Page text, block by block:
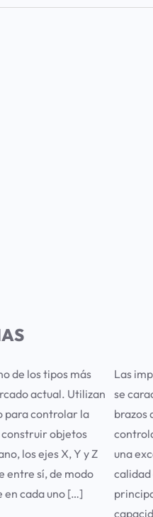
de los tipos más
actual. Utilizan
para controlar la
construir objetos
los ejes X, Y y Z
entre sí, de modo
en cada uno […]
Las
se
brazos
una
calidad